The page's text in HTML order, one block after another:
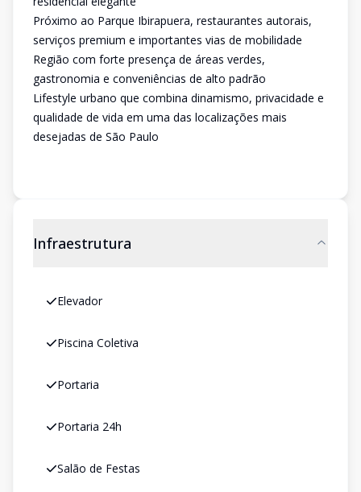
Próximo ao Parque Ibirapuera, restaurantes autorais,
serviços premium e importantes vias de mobilidade
Região com forte presença de áreas verdes,
gastronomia e conveniências de alto padrão
Lifestyle urbano que combina dinamismo, privacidade e
qualidade de vida em uma das localizações mais
desejadas de São Paulo
Infraestrutura
Elevador
Piscina Coletiva
Portaria
Portaria 24h
Salão de Festas